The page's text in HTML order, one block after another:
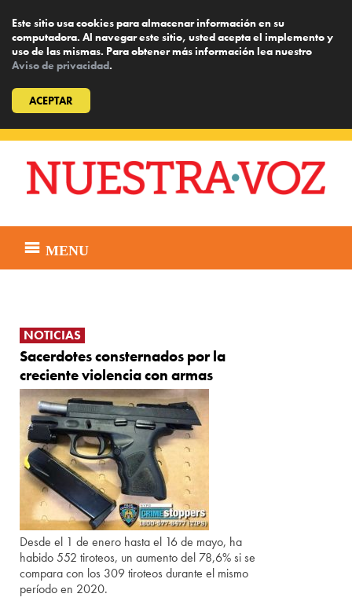
Este sitio usa cookies para almacenar información en su
computadora. Al navegar este sitio, usted acepta el implemento y
uso de las mismas. Para obtener más información lea nuestro
Aviso de privacidad.
ACEPTAR
content
MENU
NOTICIAS
Sacerdotes consternados por la
creciente violencia con armas
Desde el 1 de enero hasta el 16 de mayo, ha
habido 552 tiroteos, un aumento del 78,6% si se
compara con los 309 tiroteos durante el mismo
período en 2020.